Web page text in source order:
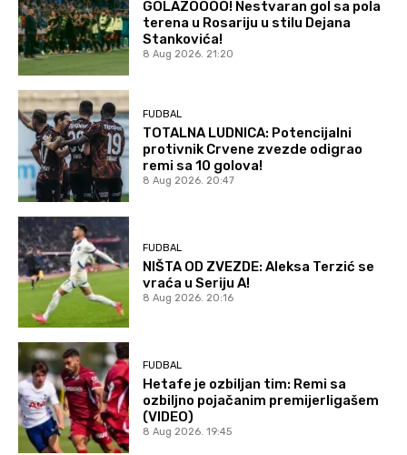
GOLAZOOOO! Nestvaran gol sa pola
terena u Rosariju u stilu Dejana
Stankovića!
8 Aug 2026. 21:20
FUDBAL
TOTALNA LUDNICA: Potencijalni
protivnik Crvene zvezde odigrao
remi sa 10 golova!
8 Aug 2026. 20:47
FUDBAL
NIŠTA OD ZVEZDE: Aleksa Terzić se
vraća u Seriju A!
8 Aug 2026. 20:16
FUDBAL
Hetafe je ozbiljan tim: Remi sa
ozbiljno pojačanim premijerligašem
(VIDEO)
8 Aug 2026. 19:45